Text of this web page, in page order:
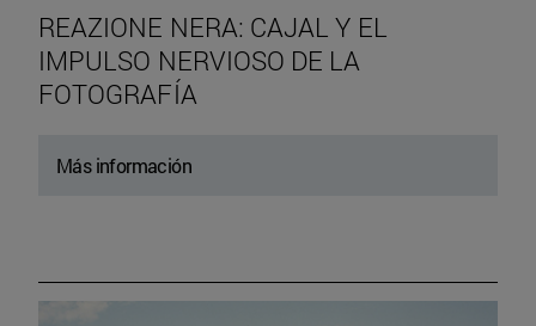
REAZIONE NERA: CAJAL Y EL
IMPULSO NERVIOSO DE LA
FOTOGRAFÍA
Más información